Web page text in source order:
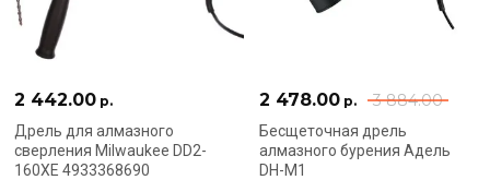
2 442.00 р.
Дрель для алмазного
сверления Milwaukee DD2-
160XE 4933368690
3 884.00
2 478.00 р.
Бесщеточная дрель
алмазного бурения Адель
DH-M1